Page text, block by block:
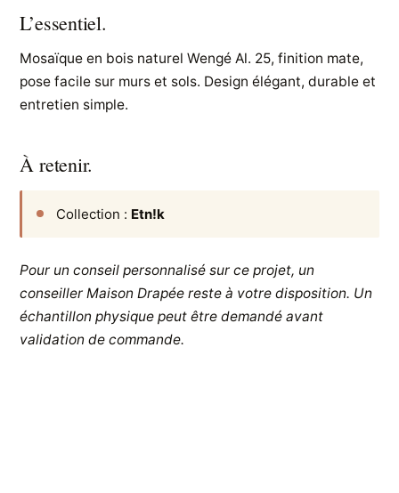
L’essentiel.
Mosaïque en bois naturel Wengé Al. 25, finition mate,
pose facile sur murs et sols. Design élégant, durable et
entretien simple.
À retenir.
Collection : Etn!k
Pour un conseil personnalisé sur ce projet, un
conseiller Maison Drapée reste à votre disposition. Un
échantillon physique peut être demandé avant
validation de commande.